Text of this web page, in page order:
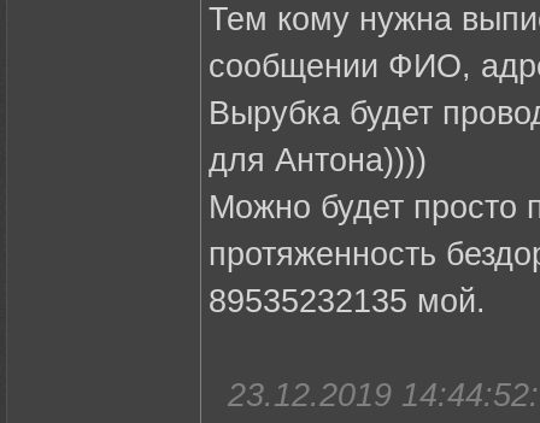
Тем кому нужна
сообщении ФИО,
Вырубка будет
для Антона))))
Можно будет просто
протяженность
89535232135 мой.
23.12.2019 14:44:52: